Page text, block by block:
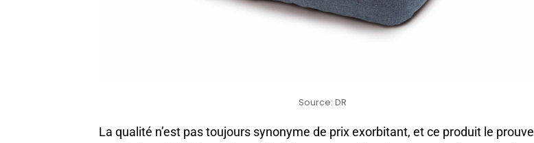
Source: DR
La qualité n’est pas toujours synonyme de prix exorbitant, et ce produit le prouve